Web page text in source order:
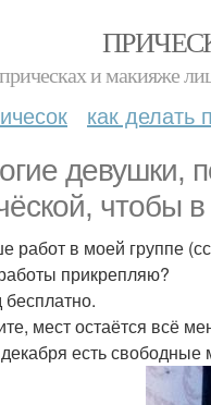
и макияже
как делать
девушки,
чтобы
работ в моей группе
прикрепляю?
мест остаётся всё
есть свободные